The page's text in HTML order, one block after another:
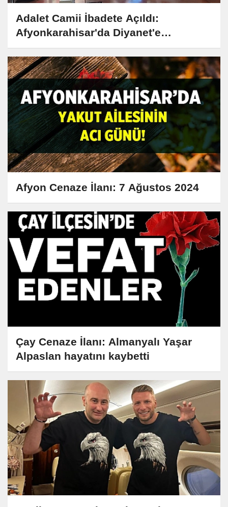
Adalet Camii İbadete Açıldı:
Afyonkarahisar'da Diyanet'e
Devredildi
Afyon Cenaze İlanı: 7 Ağustos 2024
Çay Cenaze İlanı: Almanyalı Yaşar
Alpaslan hayatını kaybetti